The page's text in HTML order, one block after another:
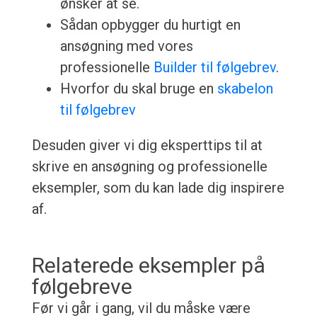
ønsker at se.
Sådan opbygger du hurtigt en
ansøgning med vores
professionelle Builder til følgebrev.
Hvorfor du skal bruge en skabelon
til følgebrev
Desuden giver vi dig eksperttips til at
skrive en ansøgning og professionelle
eksempler, som du kan lade dig inspirere
af.
Relaterede eksempler på
følgebreve
Før vi går i gang, vil du måske være